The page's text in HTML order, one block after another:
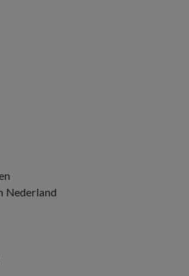
Nederland